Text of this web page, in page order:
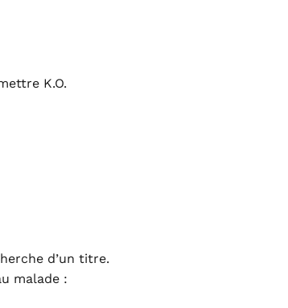
K.O.
d’un titre.
malade :